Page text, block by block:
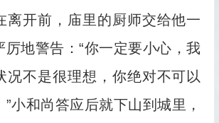
离开前，庙里的厨师交给他一
厉地警告：“你一定要小心，我
况不是很理想，你绝对不可以
小和尚答应后就下山到城里，